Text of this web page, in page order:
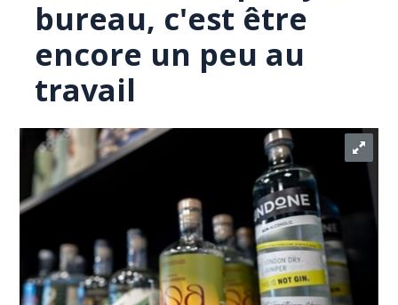
bureau, c'est être
encore un peu au
travail